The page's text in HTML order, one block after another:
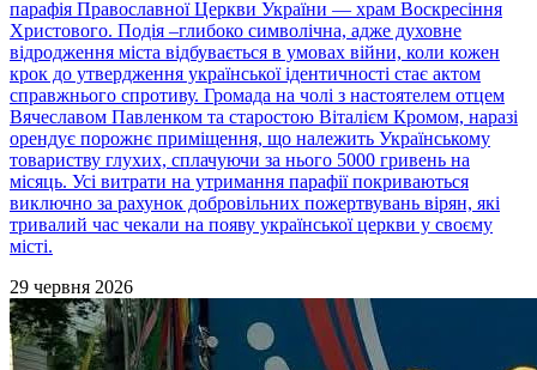
парафія Православної Церкви України — храм Воскресіння
Христового. Подія –глибоко символічна, адже духовне
відродження міста відбувається в умовах війни, коли кожен
крок до утвердження української ідентичності стає актом
справжнього спротиву. Громада на чолі з настоятелем отцем
Вячеславом Павленком та старостою Віталієм Кромом, наразі
орендує порожнє приміщення, що належить Українському
товариству глухих, сплачуючи за нього 5000 гривень на
місяць. Усі витрати на утримання парафії покриваються
виключно за рахунок добровільних пожертвувань вірян, які
тривалий час чекали на появу української церкви у своєму
місті.
29 червня 2026